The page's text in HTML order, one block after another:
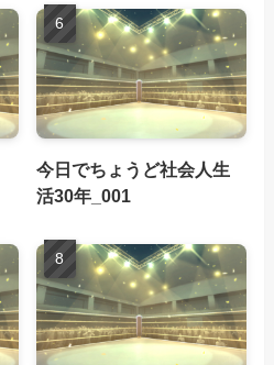
今日でちょうど社会人生
活30年_001